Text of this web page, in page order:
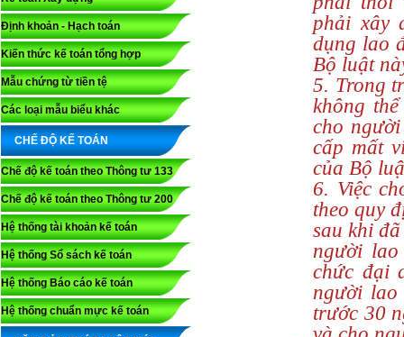
Định khoản - Hạch toán
Kiến thức kế toán tổng hợp
Mẫu chứng từ tiền tệ
Các loại mẫu biểu khác
CHẾ ĐỘ KẾ TOÁN
Chế độ kế toán theo Thông tư 133
Chế độ kế toán theo Thông tư 200
Hệ thống tài khoản kế toán
Hệ thống Sổ sách kế toán
Hệ thống Báo cáo kế toán
Hệ thống chuẩn mực kế toán
phải xây
dụng lao
Bộ luật
5. Trong
không
cho
cấp mất
của Bộ
6. Việc
theo quy
sau khi
người
chức đại
người
trước 30